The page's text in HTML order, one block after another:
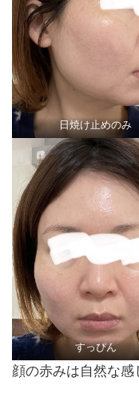
日焼け止めのみ
すっぴん
顔の赤みは自然な感